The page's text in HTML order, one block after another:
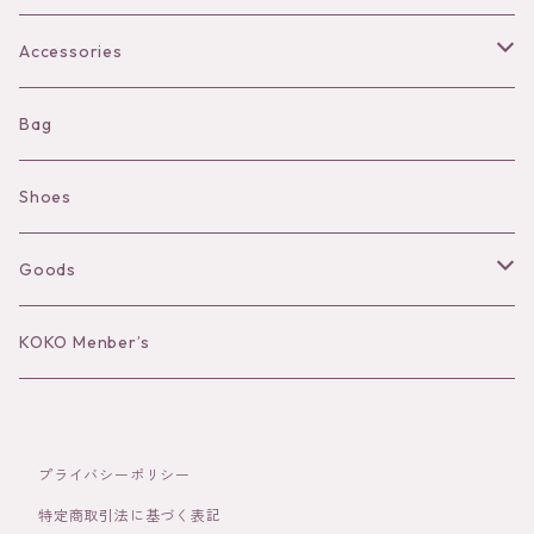
Bra
Shorts
Camisole
Long sleeve
Accessories
Necklace
Pierce/Earring
Ear Cuff
Bracelet／Bangle
Brooch
Bag
Shoes
Goods
Hat
Socks
KOKO Menber’s
プライバシーポリシー
特定商取引法に基づく表記